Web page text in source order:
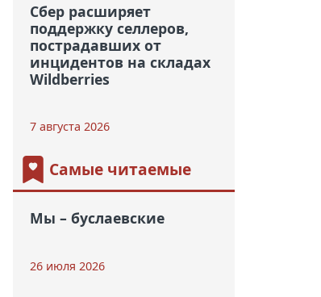
Сбер расширяет
поддержку селлеров,
пострадавших от
инцидентов на складах
Wildberries
7 августа 2026
Самые читаемые
Мы – буслаевские
26 июля 2026